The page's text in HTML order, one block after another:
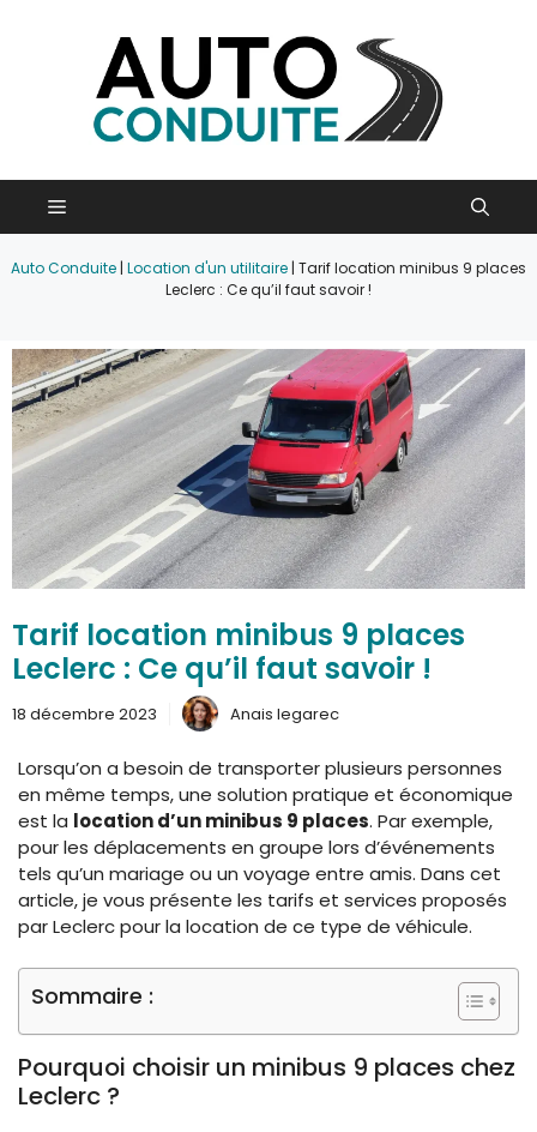
Menu
Auto Conduite | Location d'un utilitaire | Tarif location minibus 9 places
Leclerc : Ce qu’il faut savoir !
Tarif location minibus 9 places
Leclerc : Ce qu’il faut savoir !
18 décembre 2023 Anais legarec
Lorsqu’on a besoin de transporter plusieurs personnes
en même temps, une solution pratique et économique
est la location d’un minibus 9 places. Par exemple,
pour les déplacements en groupe lors d’événements
tels qu’un mariage ou un voyage entre amis. Dans cet
article, je vous présente les tarifs et services proposés
par Leclerc pour la location de ce type de véhicule.
Sommaire :
Pourquoi choisir un minibus 9 places chez
Leclerc ?